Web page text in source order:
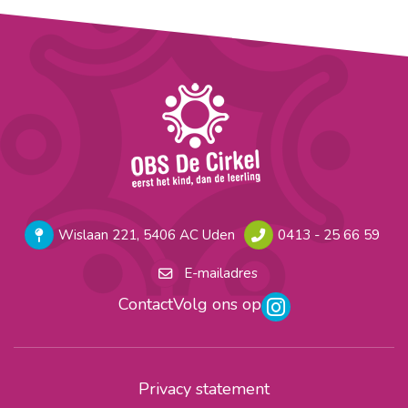
Wislaan 221, 5406 AC Uden 0413 - 25 66 59
E-mailadres
ContactVolg ons op
Privacy statement